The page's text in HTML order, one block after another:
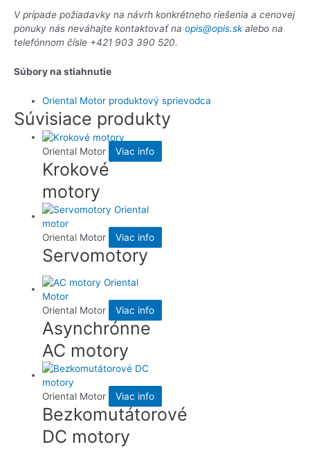
V prípade požiadavky na návrh konkrétneho riešenia a cenovej
ponuky nás neváhajte kontaktovať na opis@opis.skalebo na
telefónnom čísle +421 903 390 520.
Súbory na stiahnutie
Oriental Motor produktový sprievodca
Súvisiace produkty
Oriental Motor
Krokové
motory
Viac info
Oriental Motor
Servomotory
Viac info
Oriental Motor
Asynchrónne
AC motory
Viac info
Oriental Motor
Bezkomutátorové
DC motory
Viac info